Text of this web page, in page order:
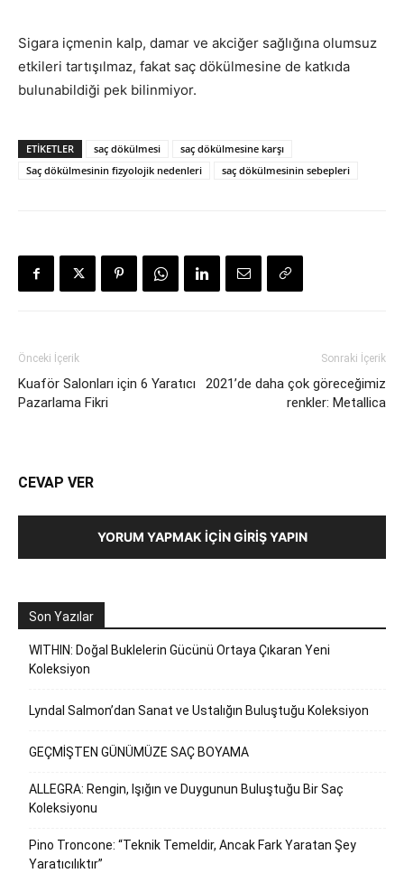
Sigara içmenin kalp, damar ve akciğer sağlığına olumsuz
etkileri tartışılmaz, fakat saç dökülmesine de katkıda
bulunabildiği pek bilinmiyor.
ETIKETLER saç dökülmesi
saç dökülmesine karşı
Saç dökülmesinin fizyolojik nedenleri
saç dökülmesinin sebepleri
Önceki İçerik
Kuaför Salonları için 6 Yaratıcı
Pazarlama Fikri
Sonraki İçerik
2021’de daha çok göreceğimiz
renkler: Metallica
CEVAP VER
YORUM YAPMAK İÇIN GIRIŞ YAPIN
Son Yazılar
WITHIN: Doğal Buklelerin Gücünü Ortaya Çıkaran Yeni
Koleksiyon
Lyndal Salmon’dan Sanat ve Ustalığın Buluştuğu Koleksiyon
GEÇMİŞTEN GÜNÜMÜZE SAÇ BOYAMA
ALLEGRA: Rengin, Işığın ve Duygunun Buluştuğu Bir Saç
Koleksiyonu
Pino Troncone: “Teknik Temeldir, Ancak Fark Yaratan Şey
Yaratıcılıktır”